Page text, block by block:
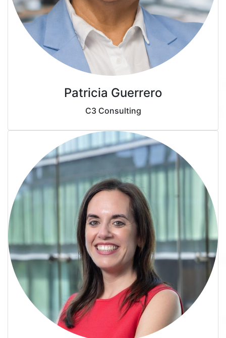
Patricia Guerrero
C3 Consulting